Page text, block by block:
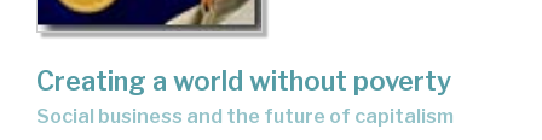
Creating a world without poverty
social business and the future of capitalism